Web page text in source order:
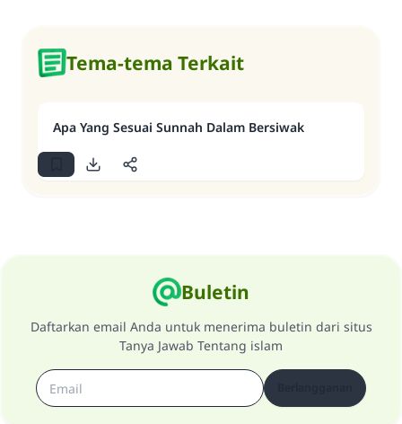
Tema-tema Terkait
Apa Yang Sesuai Sunnah Dalam Bersiwak
Buletin
Daftarkan email Anda untuk menerima buletin dari situs
Tanya Jawab Tentang islam